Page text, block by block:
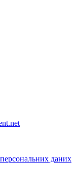
персональних даних